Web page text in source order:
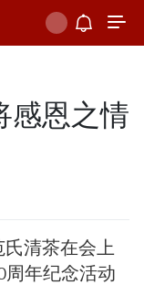
感恩之情
清茶在会上
年纪念活动